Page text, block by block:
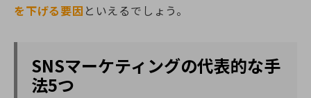
を下げる要因 といえるでしょう。
SNSマーケティングの代表的な手
法5つ